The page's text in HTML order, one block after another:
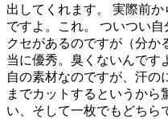
出してくれます。 実際前か
ですよ。これ。 ついつい
クセがあるのですが（分か
当に優秀。臭くないんです
自の素材なのですが、汗の
までカットするというから
い、そして一枚でもどちら